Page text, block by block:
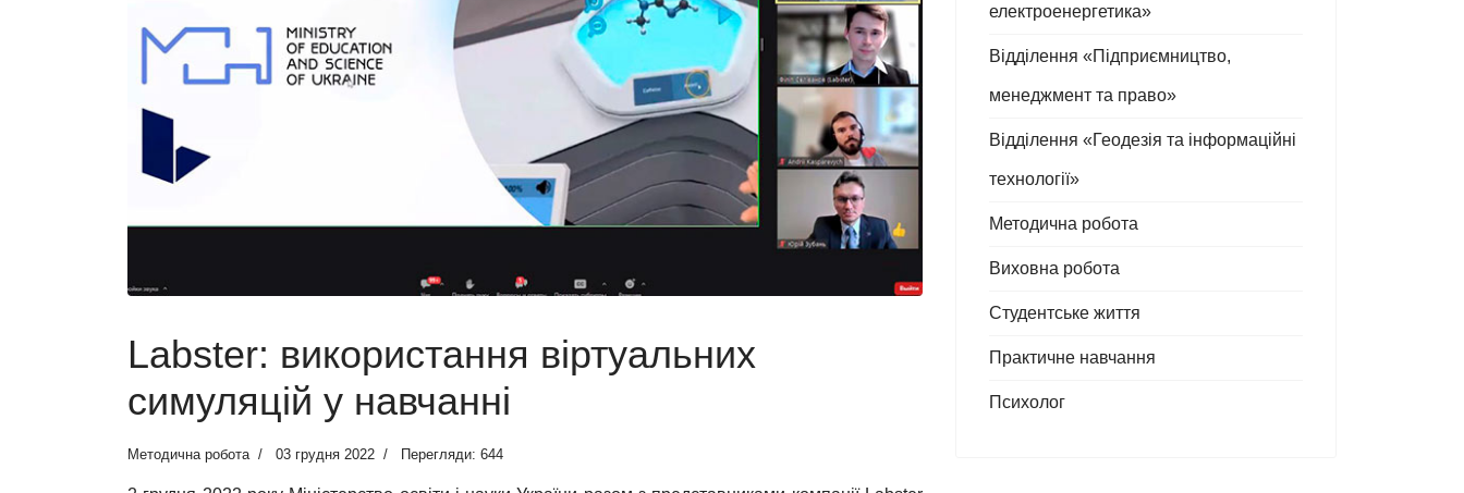
Labster: використання віртуальних
симуляцій у навчанні
Методична робота 03 грудня 2022 Перегляди: 644
електроенергетика»
Відділення «Підприємництво,
менеджмент та право»
Відділення «Геодезія та інформаційні
технології»
Методична робота
Виховна робота
Студентське життя
Практичне навчання
Психолог